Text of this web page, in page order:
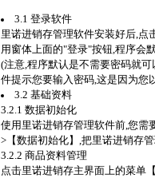
3.1 登录软件
里诺进销存管理软件安装好后,点
用窗体上面的"登录"按钮,程序会
(注意,程序默认是不需要密码就
件提示您要输入密码,这是因为您
3.2 基础资料
3.2.1 数据初始化
使用里诺进销存管理软件前,您需
>【数据初始化】,把里诺进销存
3.2.2 商品资料管理
点击里诺进销存主界面上的菜单